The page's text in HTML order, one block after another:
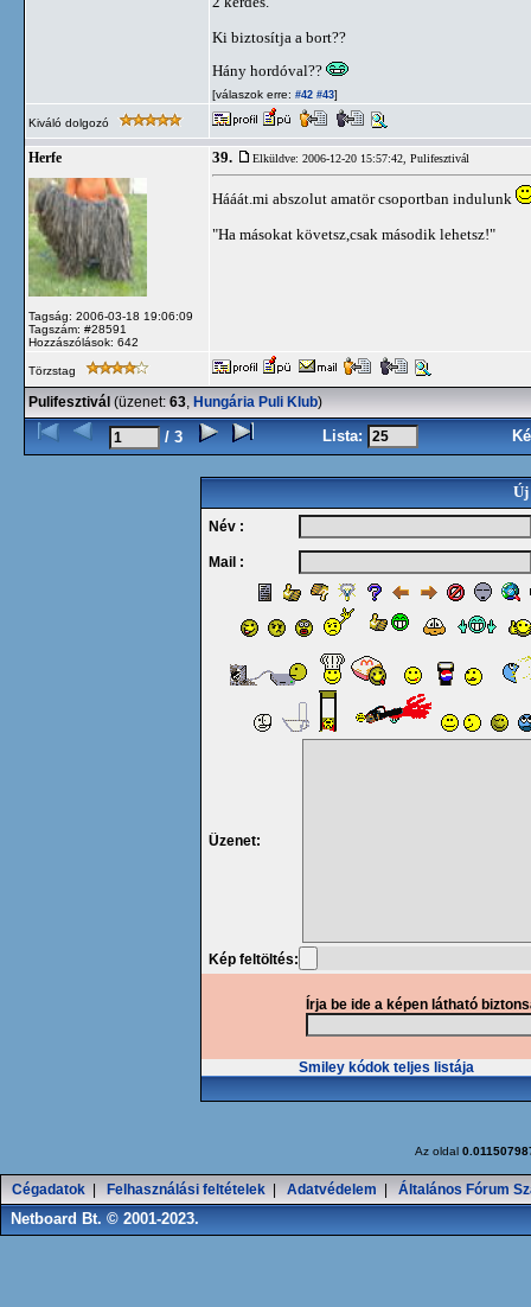
Ki biztosítja a bort??
Hány hordóval??
[válaszok erre: #42 #43]
Kiváló dolgozó
Herfe
Tagság: 2006-03-18 19:06:09
Tagszám: #28591
Hozzászólások: 642
39. Elküldve: 2006-12-20 15:57:42, Pulifesztivál
Hááát.mi abszolut amatör csoportban indulunk
"Ha másokat követsz,csak második lehetsz!"
Törzstag
Pulifesztivál (üzenet: 63, Hungária Puli Klub)
/ 3 Lista:
Új
Név :
Mail :
Üzenet:
Kép feltöltés:
Írja be ide a képen látható
Smiley kódok teljes listája
Az oldal
Cégadatok Felhasználási feltételek Adatvédelem Általános Fórum
Netboard Bt. © 2001-2023.